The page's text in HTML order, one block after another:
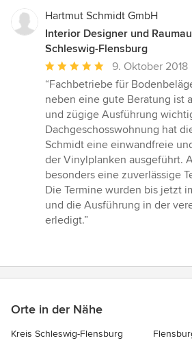
Hartmut Schmidt GmbH
Interior Designer und
Schleswig-Flensburg
Durchschnittliche
Bewertung:
5
von
5
Sternen
9. Oktober 2018
“Fachbetriebe für
neben eine gute Beratung ist
und zügige Ausführung
Dachgeschosswohnung hat
Schmidt eine einwandfreie
der Vinylplanken ausgeführt.
besonders eine zuverlässige
Die Termine wurden bis jetzt
und die Ausführung in der
erledigt.”
Orte in der Nähe
Kreis Schleswig-Flensburg